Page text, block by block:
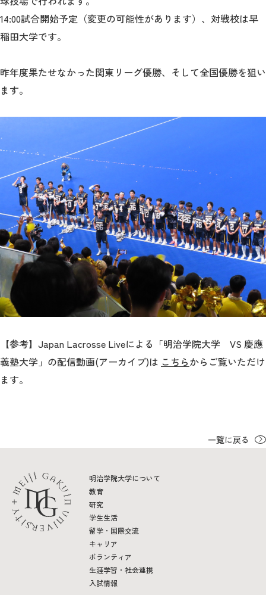
14:00試合開始予定（変更の可能性があります）、対戦校は早
稲田大学です。
昨年度果たせなかった関東リーグ優勝、そして全国優勝を狙い
ます。
【参考】Japan Lacrosse Liveによる「明治学院大学 VS 慶應
義塾大学」の配信動画(アーカイブ)は こちらからご覧いただけ
ます。
一覧に戻る
明治学院大学について
教育
研究
学生生活
留学・国際交流
キャリア
ボランティア
生涯学習・社会連携
入試情報